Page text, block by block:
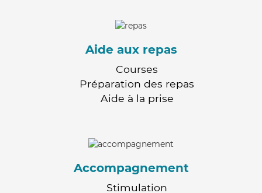
Aide aux repas
Courses
Préparation des repas
Aide à la prise
Accompagnement
Stimulation